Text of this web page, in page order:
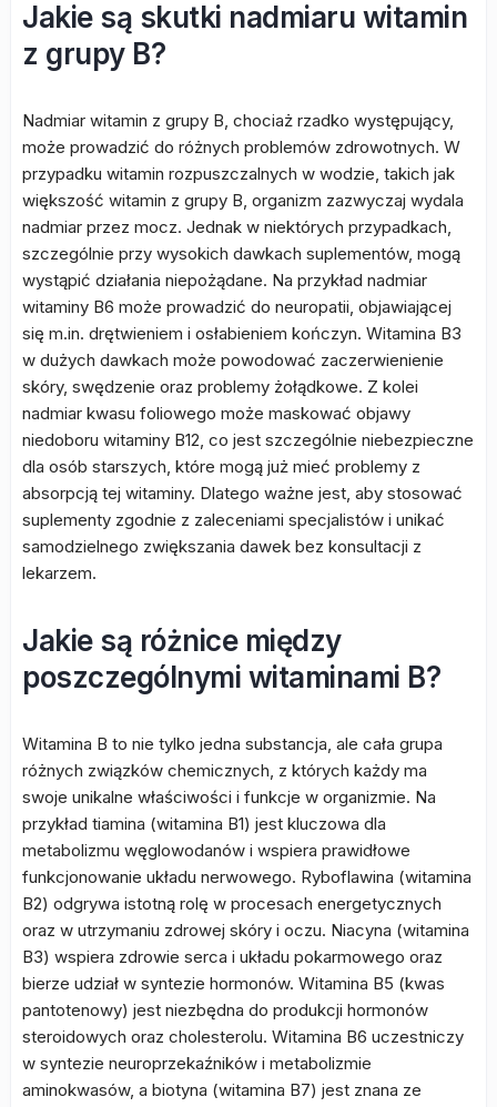
Jakie są skutki nadmiaru witamin
z grupy B?
Nadmiar witamin z grupy B, chociaż rzadko występujący,
może prowadzić do różnych problemów zdrowotnych. W
przypadku witamin rozpuszczalnych w wodzie, takich jak
większość witamin z grupy B, organizm zazwyczaj wydala
nadmiar przez mocz. Jednak w niektórych przypadkach,
szczególnie przy wysokich dawkach suplementów, mogą
wystąpić działania niepożądane. Na przykład nadmiar
witaminy B6 może prowadzić do neuropatii, objawiającej
się m.in. drętwieniem i osłabieniem kończyn. Witamina B3
w dużych dawkach może powodować zaczerwienienie
skóry, swędzenie oraz problemy żołądkowe. Z kolei
nadmiar kwasu foliowego może maskować objawy
niedoboru witaminy B12, co jest szczególnie niebezpieczne
dla osób starszych, które mogą już mieć problemy z
absorpcją tej witaminy. Dlatego ważne jest, aby stosować
suplementy zgodnie z zaleceniami specjalistów i unikać
samodzielnego zwiększania dawek bez konsultacji z
lekarzem.
Jakie są różnice między
poszczególnymi witaminami B?
Witamina B to nie tylko jedna substancja, ale cała grupa
różnych związków chemicznych, z których każdy ma
swoje unikalne właściwości i funkcje w organizmie. Na
przykład tiamina (witamina B1) jest kluczowa dla
metabolizmu węglowodanów i wspiera prawidłowe
funkcjonowanie układu nerwowego. Ryboflawina (witamina
B2) odgrywa istotną rolę w procesach energetycznych
oraz w utrzymaniu zdrowej skóry i oczu. Niacyna (witamina
B3) wspiera zdrowie serca i układu pokarmowego oraz
bierze udział w syntezie hormonów. Witamina B5 (kwas
pantotenowy) jest niezbędna do produkcji hormonów
steroidowych oraz cholesterolu. Witamina B6 uczestniczy
w syntezie neuroprzekaźników i metabolizmie
aminokwasów, a biotyna (witamina B7) jest znana ze